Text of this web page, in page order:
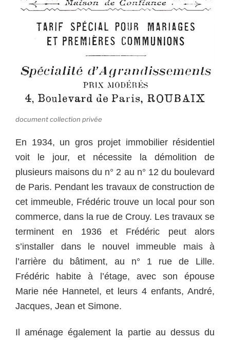
document collection privée
En 1934, un gros projet immobilier résidentiel
voit le jour, et nécessite la démolition de
plusieurs maisons du n° 2 au n° 12 du boulevard
de Paris. Pendant les travaux de construction de
cet immeuble, Frédéric trouve un local pour son
commerce, dans la rue de Crouy. Les travaux se
terminent en 1936 et Frédéric peut alors
s’installer dans le nouvel immeuble mais à
l’arrière du bâtiment, au n° 1 rue de Lille.
Frédéric habite à l’étage, avec son épouse
Marie née Hannetel, et leurs 4 enfants, André,
Jacques, Jean et Simone.
Il aménage également la partie au dessus du